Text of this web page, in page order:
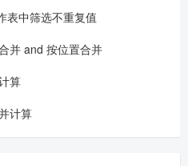
表中筛选不重复值
并 and 按位置合并
算
计算